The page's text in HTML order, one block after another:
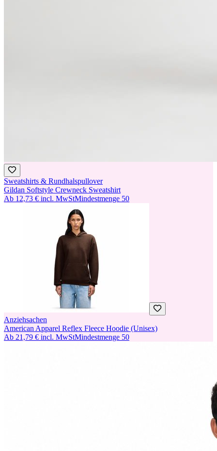
Sweatshirts & Rundhalspullover
Gildan Softstyle Crewneck Sweatshirt
Ab 12,73 € incl. MwStMindestmenge 50
Anziehsachen
American Apparel Reflex Fleece Hoodie (Unisex)
Ab 21,79 € incl. MwStMindestmenge 50